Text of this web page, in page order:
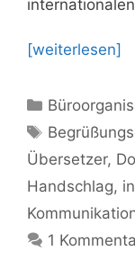
[weiterlesen]
Kategorien
Übersetzer,
Handschlag,
1